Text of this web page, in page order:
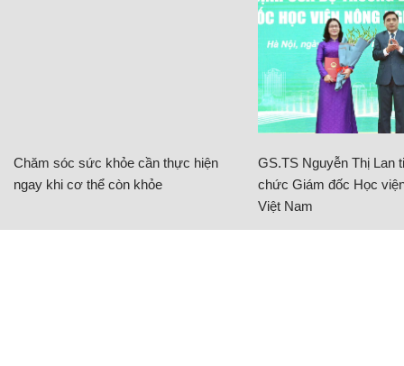
Chăm sóc sức khỏe cần thực hiện
ngay khi cơ thể còn khỏe
GS.TS Nguyễn Thị Lan
chức Giám đốc Học
Việt Nam